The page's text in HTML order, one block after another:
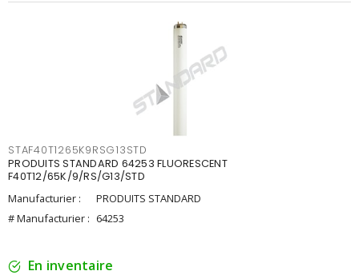
STAF40T1265K9RSG13STD
PRODUITS STANDARD 64253 FLUORESCENT
F40T12/65K/9/RS/G13/STD
Manufacturier :
PRODUITS STANDARD
# Manufacturier : 64253
En inventaire